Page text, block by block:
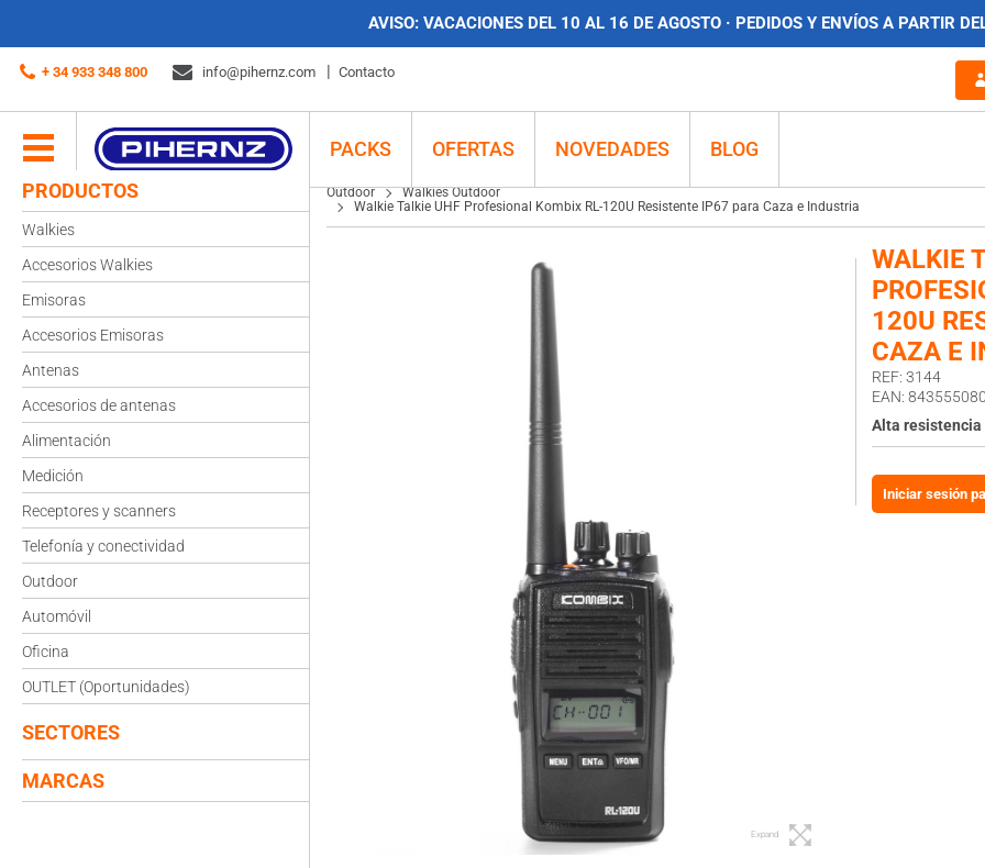
AVISO: VACACIONES DEL 10 AL 16 DE AGOSTO · PEDIDOS Y ENVÍOS A PARTIR
+ 34 933 348 800 info@pihernz.com Contacto
PACKS OFERTAS NOVEDADES
BLOG
PRODUCTOS
Walkies
Accesorios Walkies
Emisoras
Accesorios Emisoras
Antenas
Accesorios de antenas
Alimentación
Medición
Receptores y scanners
Telefonía y conectividad
Outdoor
Automóvil
Oficina
OUTLET (Oportunidades)
SECTORES
MARCAS
Walkie Talkie UHF Profesional Kombix RL-120U Resistente IP67 para Caza e Industria
Outdoor
Walkies Outdoor
Walkie Talkie UHF Profesional Kombix RL-120U Resistente IP67 para Caza e Industria
Expand
WALKIE
120U
CAZA E
REF: 3144
EAN:
Alta resistencia
Iniciar sesión